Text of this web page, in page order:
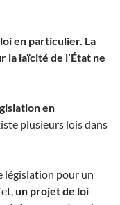
en particulier. La
la laïcité de l’État ne
en
plusieurs lois dans
législation pour un
un projet de loi